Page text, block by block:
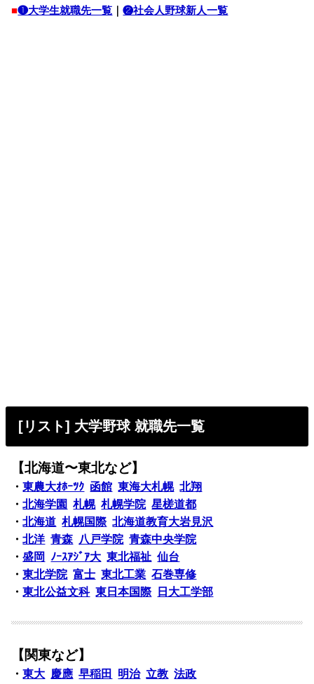
■❶大学生就職先一覧 ｜❷社会人野球新人一覧
[リスト] 大学野球 就職先一覧
【北海道〜東北など】
・東農大ｵﾎｰﾂｸ 函館 東海大札幌 北翔
・北海学園 札幌 札幌学院 星槎道都
・北海道 札幌国際 北海道教育大岩見沢
・北洋 青森 八戸学院 青森中央学院
・盛岡 ﾉｰｽｱｼﾞｱ大 東北福祉 仙台
・東北学院 富士 東北工業 石巻専修
・東北公益文科 東日本国際 日大工学部
【関東など】
・東大 慶應 早稲田 明治 立教 法政